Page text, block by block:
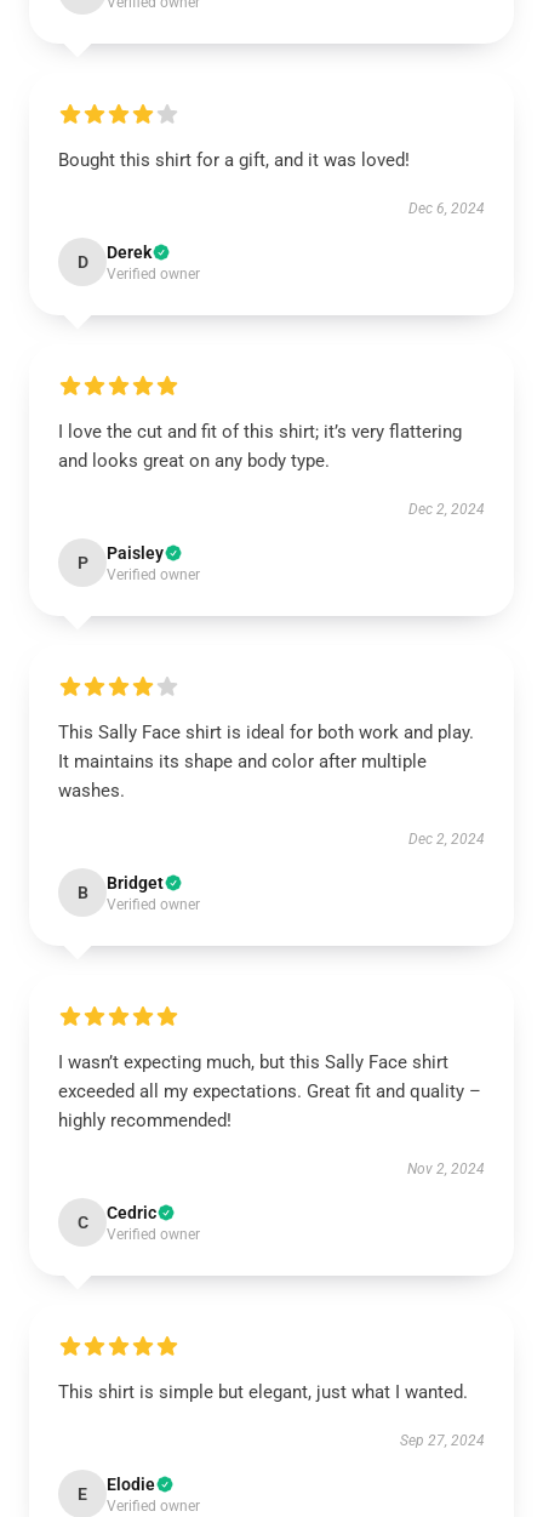
Bought this shirt for a gift, and it was loved!
Dec 6, 2024
D Derek
Verified owner
I love the cut and fit of this shirt; it’s very flattering
and looks great on any body type.
Dec 2, 2024
P Paisley
Verified owner
This Sally Face shirt is ideal for both work and play.
It maintains its shape and color after multiple
washes.
Dec 2, 2024
B Bridget
Verified owner
I wasn’t expecting much, but this Sally Face shirt
exceeded all my expectations. Great fit and quality –
highly recommended!
Nov 2, 2024
C Cedric
Verified owner
This shirt is simple but elegant, just what I wanted.
Sep 27, 2024
E Elodie
Verified owner